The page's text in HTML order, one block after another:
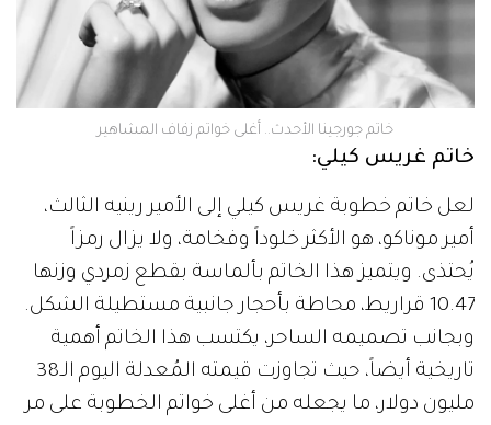
خاتم جورجينا الأحدث.. أغلى خواتم زفاف المشاهير
خاتم غريس كيلي:
لعل خاتم خطوبة غريس كيلي إلى الأمير رينيه الثالث،
أمير موناكو، هو الأكثر خلوداً وفخامة، ولا يزال رمزاً
يُحتذى. ويتميز هذا الخاتم بألماسة بقطع زمردي وزنها
10.47 قراريط، محاطة بأحجار جانبية مستطيلة الشكل.
وبجانب تصميمه الساحر، يكتسب هذا الخاتم أهمية
تاريخية أيضاً، حيث تجاوزت قيمته المُعدلة اليوم الـ38
مليون دولار، ما يجعله من أغلى خواتم الخطوبة على مر